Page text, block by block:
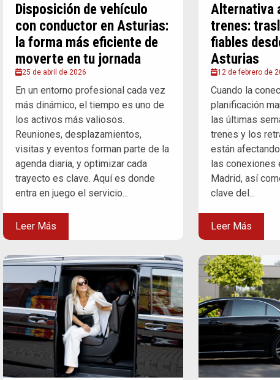
Disposición de vehículo
con conductor en Asturias:
la forma más eficiente de
moverte en tu jornada
25 de abril de 2026
En un entorno profesional cada vez
más dinámico, el tiempo es uno de
los activos más valiosos.
Reuniones, desplazamientos,
visitas y eventos forman parte de la
agenda diaria, y optimizar cada
trayecto es clave. Aquí es donde
entra en juego el servicio...
Leer Más
Alternativa
trenes:
fiables
Asturias
12 de febrero de
Cuando la
planificación
las últimas
trenes y los
están
las conexiones
Madrid, así
clave del...
Leer Más